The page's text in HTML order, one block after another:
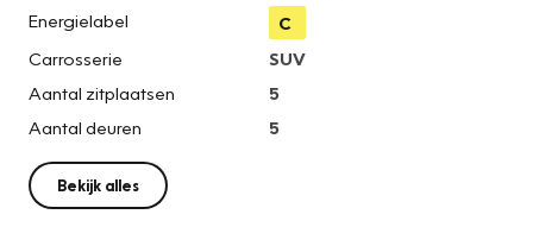
Energielabel
C
Carrosserie
SUV
Aantal zitplaatsen
5
Aantal deuren
5
Bekijk alles